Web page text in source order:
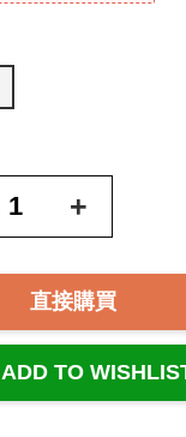
+
直接購買
ADD TO